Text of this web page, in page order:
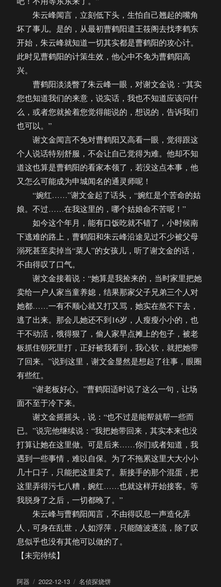
朱云峰闻言，立刻低下头，生怕自己翘起的嘴角
坏了事儿。是的，从最初曹鹤阳遣王筱阁去找李鹤东
开始，朱云峰就知道一切其实都是曹鹤阳的攻心计。
此时见曹鹤阳的计策生效，他心中不免为曹鹤阳高
兴。
曹鹤阳淡淡瞥了朱云峰一眼，对谢文金说：“其实
您也知道我们的来意，说实话，我也不知道应该问什
么，或者您就捡着您觉得能说的，想说的，告诉我们
也可以。”
谢文金闻言不免对曹鹤阳又高看一眼，觉得跟这
个人说话特别舒服，不会让自己觉得为难。他却不知
道这也算是曹鹤阳的看家本领了，若没这点本事，他
又怎么可能成为申城闻名的通灵师呢！
“婉红……”谢文金起了话头，“婉红是个苦命的姑
娘。不过……在我这里的，哪个姑娘命不苦呢！”
如今这个年月，能有口饭吃就不错了，小时候南
下逃难的路上，曹鹤阳和朱云峰沿途见过不少被父母
溺死甚至卖掉当“菜人”的女孩儿，听了谢文金的话，
不由得叹了口气。
谢文金接着说：“她算是我捡来的，当时家里把她
卖给一户人家当童养媳，结果那家父子兄弟三个人对
她都……一有不顺心就又打又骂，她实在熬不下去，
逃了出来。那会儿她还不到16岁，人瘦瘦小小的，也
干不动活，饿得狠了，偷人家早点摊上的包子，被老
板抓住朝死里打，正好被我看到，我心软，就把她带
了回来。”说到这里，谢文金显然是想起了往事，眼圈
有些红。
“谢老板好心。”曹鹤阳适时说了这么一句，让场
面不至于冷下来。
谢文金摇摇头，说：“也不过是能帮就帮一些而
已。”说完他继续说：“我把她带回来，其实本来也没
打算让她在这里做。可是后来……你们或者知道，我
遇到一些事情，难以自保。为了不拖累这里大大小小
几十口子，只能把这里卖了。新接手的那个混蛋，把
这里弄得污七八糟，婉红……也就这样开始接客。等
我脱身了之后，一切都晚了。”
朱云峰与曹鹤阳闻言，不由得叹息一声造化弄
人，可身在乱世，人如浮萍，只能随波逐流，除了叹
息似乎也没有其他可以做的了。
【未完待续】
作
阿器
发
2022-12-13
分
名侦探烧饼